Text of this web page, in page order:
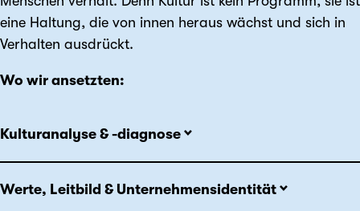
eine Haltung, die von innen heraus wächst und sich in
Verhalten ausdrückt.
Wo wir ansetzten:
Kulturanalyse & -diagnose
Werte, Leitbild & Unternehmensidentität